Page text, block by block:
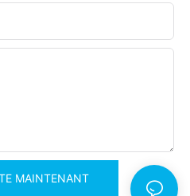
MAINTENANT